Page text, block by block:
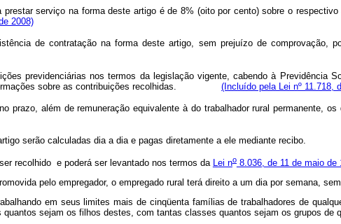
serviço na forma deste artigo é de 8% (oito por cento) sobre o
2008)
de contratação na forma deste artigo, sem prejuízo de comprovação,
previdenciárias nos termos da legislação vigente, cabendo à Previdência
informações sobre as contribuições recolhidas. (Incluído pela Lei nº 11.718,
prazo, além de remuneração equivalente à do trabalhador rural
artigo serão calculadas dia a dia e pagas diretamente a ele mediante
recolhido e poderá ser levantado nos termos da Lei no8.036, de 11 de maio de
pelo empregador, o empregado rural terá direito a um dia por semana,
em seus limites mais de cinqüenta famílias de trabalhadores de
sejam os filhos destes, com tantas classes quantos sejam os grupos de